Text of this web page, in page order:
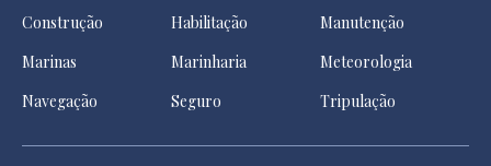
Construção Habilitação
Manutenção
Marinas
Marinharia
Meteorologia
Navegação
Seguro Tripulação